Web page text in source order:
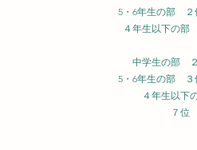
5・6年生の部
４年生以下の
中学生の部
5・6年生の部
４年生以
７位